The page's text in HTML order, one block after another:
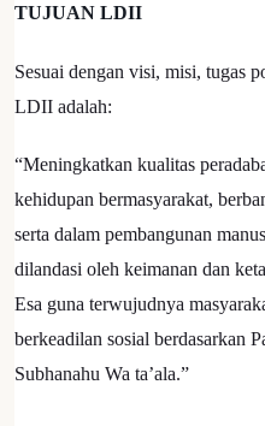
TUJUAN LDII
Sesuai dengan visi, misi, tugas
LDII adalah:
“Meningkatkan kualitas
kehidupan bermasyarakat,
serta dalam pembangunan
dilandasi oleh keimanan dan
Esa guna terwujudnya
berkeadilan sosial berdasarkan
Subhanahu Wa ta’ala.”